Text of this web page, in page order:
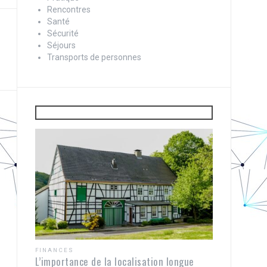
Rencontres
Santé
Sécurité
Séjours
Transports de personnes
FINANCES
L’importance de la localisation longue